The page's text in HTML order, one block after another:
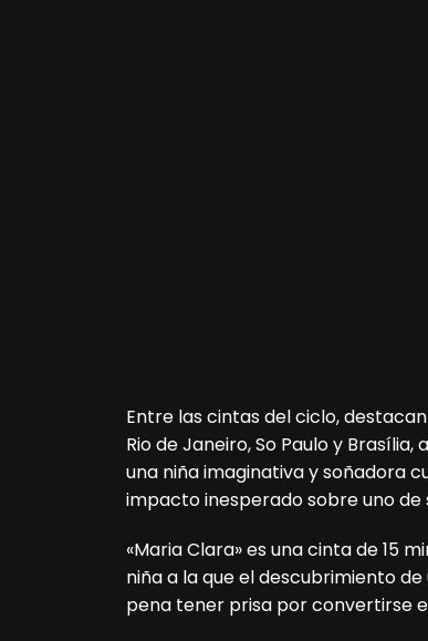
Entre las cintas del ciclo,
Rio de Janeiro, So Paulo y
una niña imaginativa y soñadora
impacto inesperado sobre uno de
«Maria Clara» es una cinta de 15
niña a la que el descubrimiento
pena tener prisa por convertirse